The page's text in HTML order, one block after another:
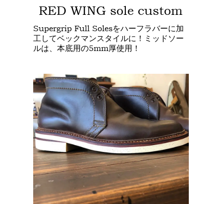
RED WING sole custom
Supergrip Full Solesをハーフラバーに加
工してベックマンスタイルに！ミッドソー
ルは、本底用の5mm厚使用！